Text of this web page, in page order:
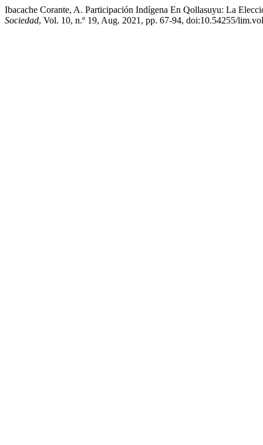
Ibacache Corante, A. Participación Indígena En Qollasuyu: La
Sociedad, Vol. 10, n.º 19, Aug. 2021, pp. 67-94, doi:10.54255/